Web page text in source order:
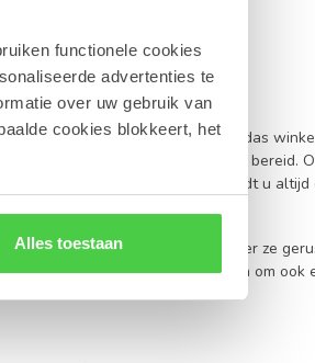
functionele cookies
advertenties te
over uw gebruik van
cookies blokkeert, het
Alles toestaan
de perfecte keuze. Bij onze Leonidas
die met passie en zorg is bereid.
in ons assortiment vindt u
als een kleine attentie. Combineer ze
grotere variëteit, raden wij aan om ook